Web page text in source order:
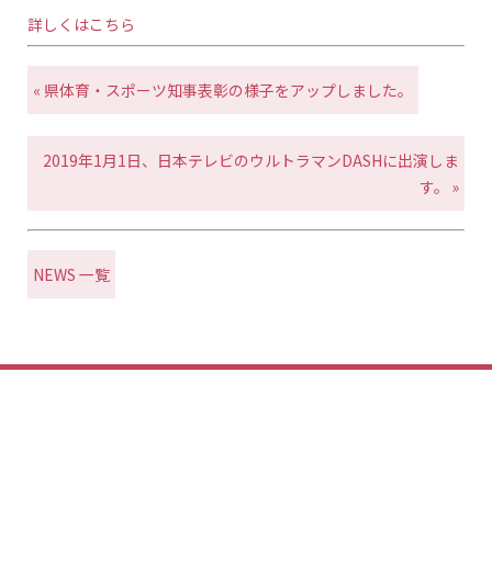
詳しくはこちら
« 県体育・スポーツ知事表彰の様子をアップしました。
2019年1月1日、日本テレビのウルトラマンDASHに出演しま
す。 »
NEWS 一覧